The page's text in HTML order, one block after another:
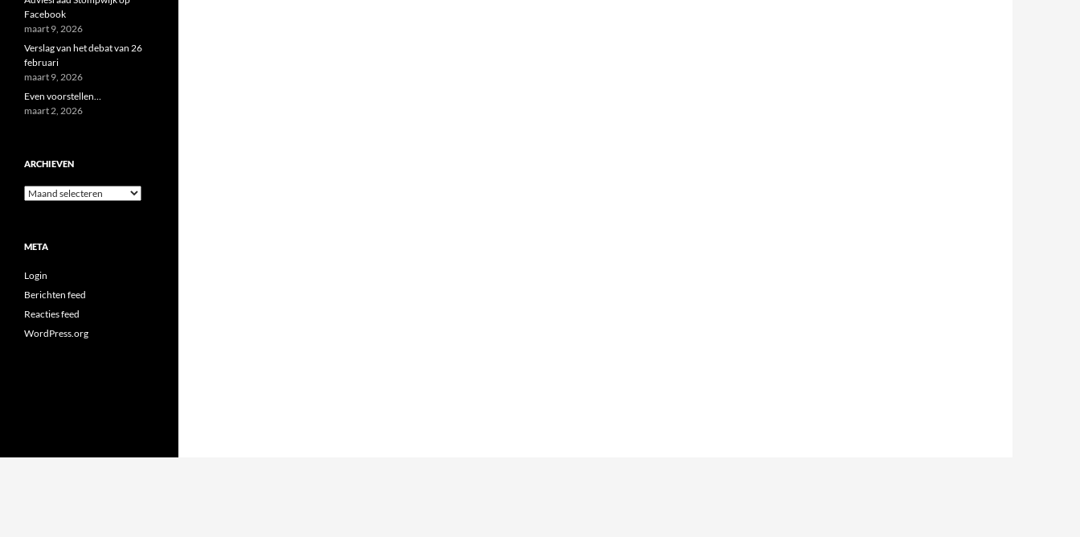
Facebook
maart 9, 2026
Verslag van het debat van 26
februari
maart 9, 2026
Even voorstellen…
maart 2, 2026
ARCHIEVEN
Archieven
META
Login
Berichten feed
Reacties feed
WordPress.org